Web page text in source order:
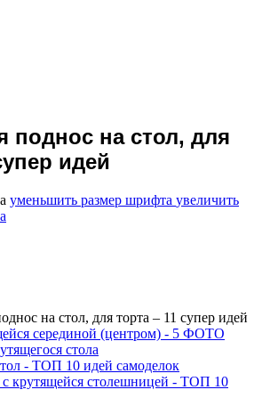
поднос на стол, для
идей
уменьшить размер шрифта увеличить
на стол, для торта – 11 супер идей
серединой (центром) - 5 ФОТО
стола
- ТОП 10 идей самоделок
крутящейся столешницей - ТОП 10